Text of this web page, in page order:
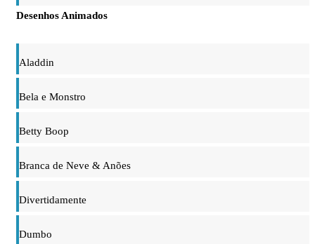
Desenhos Animados
Aladdin
Bela e Monstro
Betty Boop
Branca de Neve & Anões
Divertidamente
Dumbo